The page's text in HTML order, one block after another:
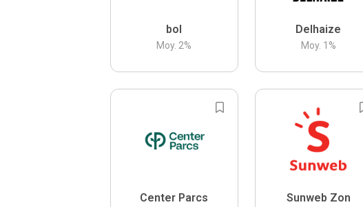
bol
Moy. 2%
Delhaize
Moy. 1 %
Center Parcs Sunweb Zon